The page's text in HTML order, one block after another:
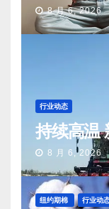
8 月 6, 2026
行业动态
持续高温
8 月 6, 2026
纽约期棉 行业动